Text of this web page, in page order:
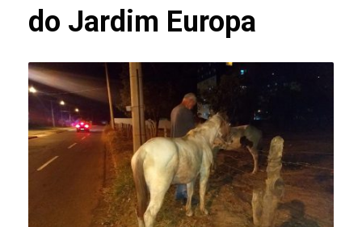
do Jardim Europa